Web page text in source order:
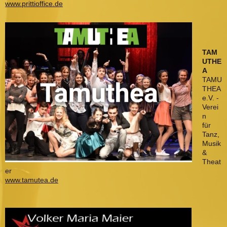
www.prittioffice.de
TAM
UTHE
A
TAMU
THEA
e.V. -
Verei
n
für
Tanz,
Musik
&
Theat
er
www.tamutea.de